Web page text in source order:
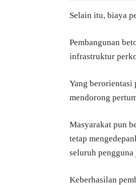
Selain itu, biaya
Pembangunan
infrastruktur
Yang berorientasi
mendorong
Masyarakat pun
tetap
seluruh pengguna
Keberhasilan